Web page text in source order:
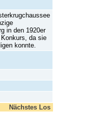
in den 1920er
da sie
konnte.
Nächstes Los